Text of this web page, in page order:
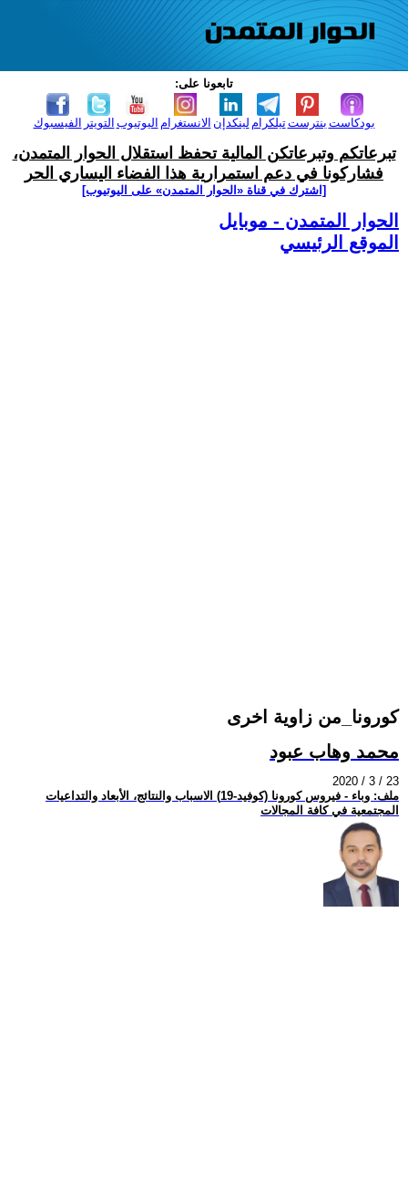
تابعونا على:
الفيسبوك التويتر اليوتيوب الانستغرام لينكدإن تيلكرامبنترست بودكاست
تبرعاتكم وتبرعاتكن المالية تحفظ استقلال الحوار المتمدن،
فشاركونا في دعم استمرارية هذا الفضاء اليساري الحر
[اشترك في قناة ‫«الحوار المتمدن» على اليوتيوب]
الحوار المتمدن - موبايل
الموقع الرئيسي
كورونا_من زاوية اخرى
محمد وهاب عبود
2020 / 3 / 23
ملف: وباء - فيروس كورونا (كوفيد-19) الاسباب والنتائج، الأبعاد والتداعيات
المجتمعية في كافة المجالات